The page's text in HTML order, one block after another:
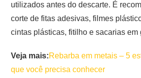
utilizados antes do descarte. É
corte de fitas adesivas, filmes
cintas plásticas, fitilho e sacarias em
Veja mais:Rebarba em metais – 5
que você precisa conhecer